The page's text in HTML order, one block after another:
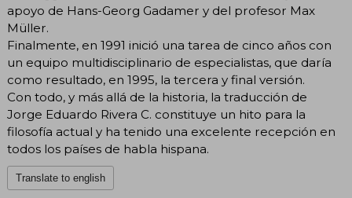
apoyo de Hans-Georg Gadamer y del profesor Max
Müller.
Finalmente, en 1991 inició una tarea de cinco años con
un equipo multidisciplinario de especialistas, que daría
como resultado, en 1995, la tercera y final versión.
Con todo, y más allá de la historia, la traducción de
Jorge Eduardo Rivera C. constituye un hito para la
filosofía actual y ha tenido una excelente recepción en
todos los países de habla hispana.
Translate to english